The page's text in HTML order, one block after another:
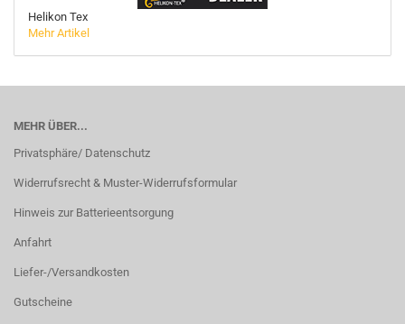
Helikon Tex
Mehr Artikel
MEHR ÜBER...
Privatsphäre/ Datenschutz
Widerrufsrecht & Muster-Widerrufsformular
Hinweis zur Batterieentsorgung
Anfahrt
Liefer-/Versandkosten
Gutscheine